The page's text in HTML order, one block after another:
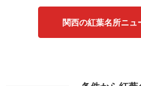
関西の紅葉名所ニュ